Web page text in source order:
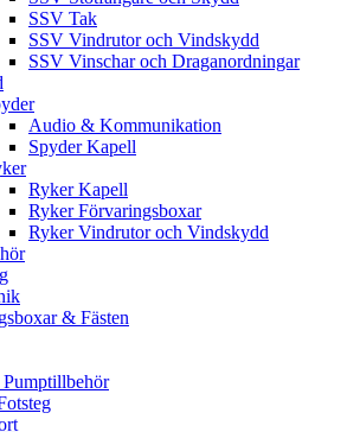
SSV Tak
SSV Vindrutor och Vindskydd
SSV Vinschar och Draganordningar
Audio & Kommunikation
Spyder Kapell
Ryker Kapell
Ryker Förvaringsboxar
Ryker Vindrutor och Vindskydd
& Fästen